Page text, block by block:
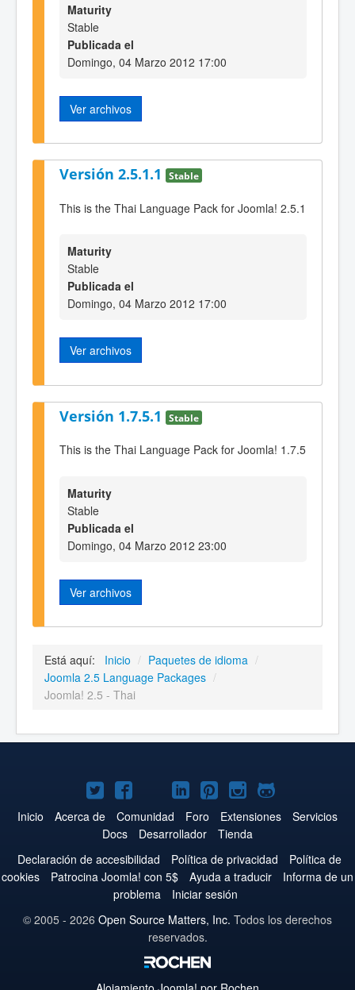
Maturity
Stable
Publicada el
Domingo, 04 Marzo 2012 17:00
Ver archivos
Versión 2.5.1.1 Stable
This is the Thai Language Pack for Joomla! 2.5.1
Maturity
Stable
Publicada el
Domingo, 04 Marzo 2012 17:00
Ver archivos
Versión 1.7.5.1 Stable
This is the Thai Language Pack for Joomla! 1.7.5
Maturity
Stable
Publicada el
Domingo, 04 Marzo 2012 23:00
Ver archivos
Está aquí: Inicio / Paquetes de idioma /
Joomla 2.5 Language Packages /
Joomla! 2.5 - Thai
Joomla!
en
Twitter
Joomla!
en
Facebook
Joomla!
en
YouTube
Joomla!
en
LinkedIn
Joomla!
en
Pinterest
Joomla!
en
Instagram
Joomla!
en
Inicio Acerca de Comunidad Foro Extensiones
Servicios
Docs
Desarrollador
Tienda
Declaración de accesibilidad
Política de privacidad
Política de
cookies
Patrocina Joomla! con 5$ Ayuda a traducir
Informa de un
problema
Iniciar sesión
© 2005 - 2026 Open Source Matters, Inc. Todos los derechos
reservados.